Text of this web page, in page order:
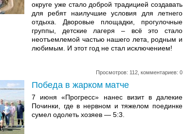
округе уже стало доброй традицией создавать
для ребят наилучшие условия для летнего
отдыха. Дворовые площадки, прогулочные
группы, детские лагеря – всё это стало
неотъемлемой частью нашего лета, родным и
любимым. И этот год не стал исключением!
Просмотров: 112, комментариев: 0
Победа в жарком матче
7 июня «Прогресс» нанес визит в далекие
Починки, где в нервном и тяжелом поединке
сумел одолеть хозяев — 5:3.